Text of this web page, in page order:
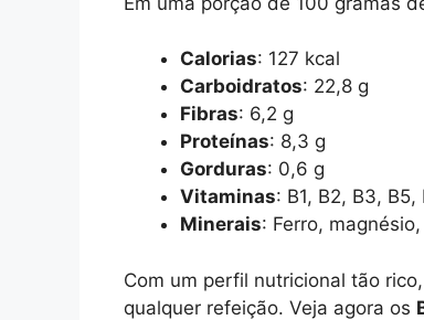
Calorias: 127 kcal
Carboidratos: 22,8 g
Fibras: 6,2 g
Proteínas: 8,3 g
Gorduras: 0,6 g
Vitaminas: B1, B2, B3, B5,
Minerais: Ferro,
Com um perfil nutricional tão
qualquer refeição. Veja agora os